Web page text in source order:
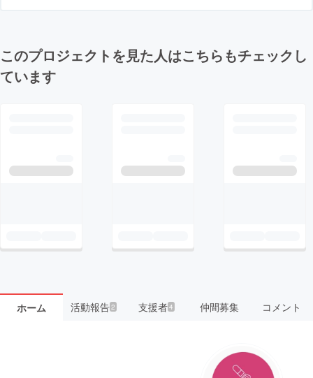
このプロジェクトを見た人はこちらもチェックし
ています
ホーム 活動報告2 支援者4 仲間募集 コメント